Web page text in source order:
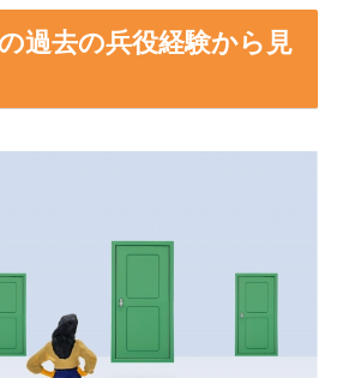
過去の兵役経験から見